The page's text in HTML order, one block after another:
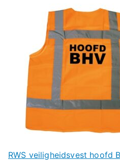
RWS veiligheidsvest hoofd